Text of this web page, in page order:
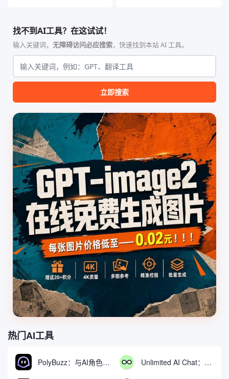
合，专为顶级学术期刊（如
Nature、Science、Cell 等）
的论文撰写与发表流程设计。
该工具集以智能体插...
纯 Python 标准库编写，用户
无需安装...
找不到AI工具？在这试试！
输入关键词， 无障碍访问必应搜索，快速找到本站 AI 工具。
立即搜索
热门AI工具
PolyBuzz：与AI角色互动的免费聊天与角色扮演平台 Unlimited AI Chat：免费无限制的AI聊天工具